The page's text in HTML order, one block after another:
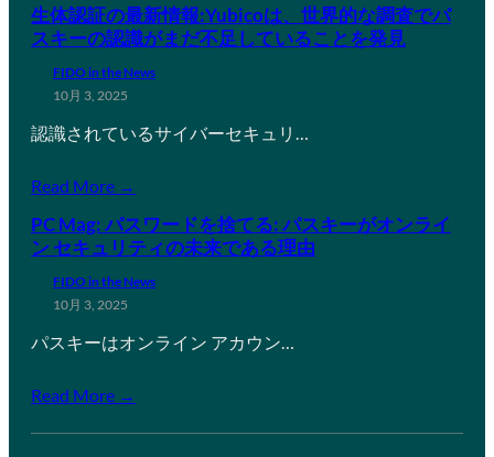
生体認証の最新情報:Yubicoは、世界的な調査でパ
スキーの認識がまだ不足していることを発見
FIDO in the News
10月 3, 2025
認識されているサイバーセキュリ…
Read More →
PC Mag: パスワードを捨てる: パスキーがオンライ
ン セキュリティの未来である理由
FIDO in the News
10月 3, 2025
パスキーはオンライン アカウン…
Read More →